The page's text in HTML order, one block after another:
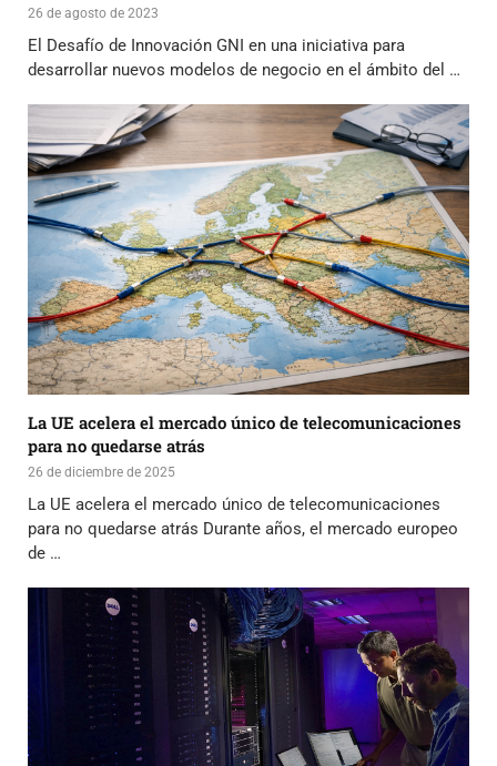
26 de agosto de 2023
El Desafío de Innovación GNI en una iniciativa para
desarrollar nuevos modelos de negocio en el ámbito del …
La UE acelera el mercado único de telecomunicaciones
para no quedarse atrás
26 de diciembre de 2025
La UE acelera el mercado único de telecomunicaciones
para no quedarse atrás Durante años, el mercado europeo
de …